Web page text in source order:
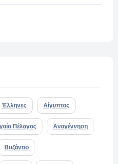
Έλληνες Αίγυπτος
Πέλαγος Αναγέννηση
Βυζάντιο